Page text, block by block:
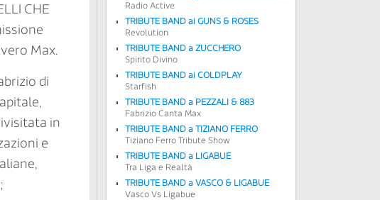
CHE
Max.
di
in
e
Radio Active
TRIBUTE BAND ai GUNS & ROSES
Revolution
TRIBUTE BAND a ZUCCHERO
Spirito Divino
TRIBUTE BAND ai COLDPLAY
Starfish
TRIBUTE BAND a PEZZALI & 883
Fabrizio Canta Max
TRIBUTE BAND a TIZIANO FERRO
Tiziano Ferro Tribute Show
TRIBUTE BAND a LIGABUE
Tra Liga e Realtà
TRIBUTE BAND a VASCO & LIGABUE
Vasco Vs Ligabue